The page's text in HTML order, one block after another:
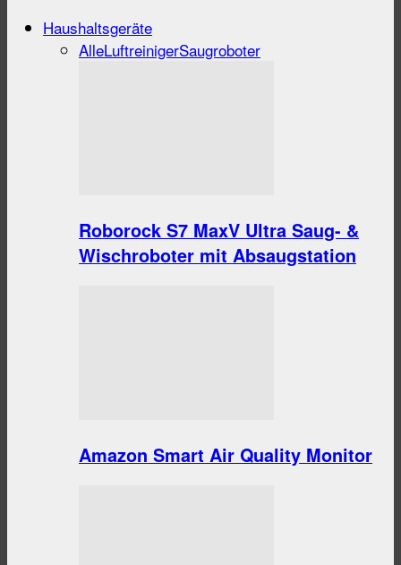
Haushaltsgeräte
AlleLuftreinigerSaugroboter
Roborock S7 MaxV Ultra Saug- &
Wischroboter mit Absaugstation
Amazon Smart Air Quality Monitor